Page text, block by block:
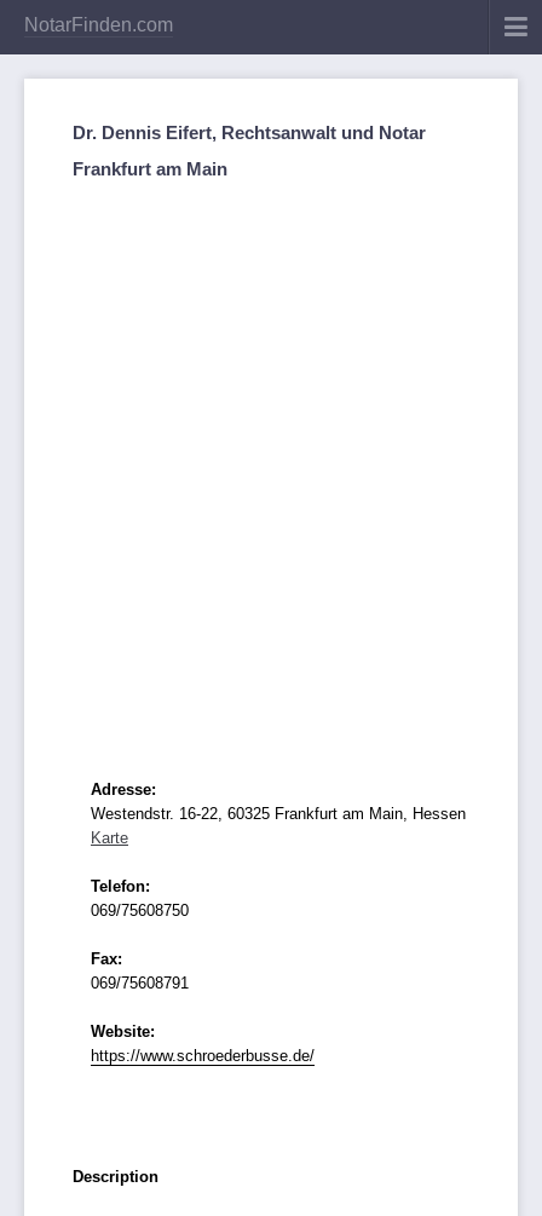
NotarFinden.com
Dr. Dennis Eifert, Rechtsanwalt und Notar
Frankfurt am Main
Adresse:
Westendstr. 16-22, 60325 Frankfurt am Main, Hessen
Karte
Telefon:
069/75608750
Fax:
069/75608791
Website:
https://www.schroederbusse.de/
Description